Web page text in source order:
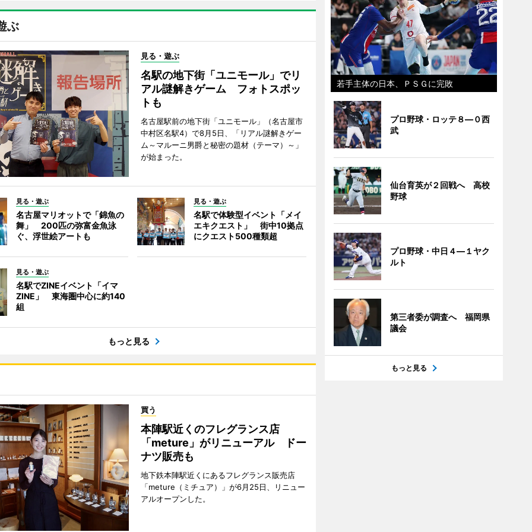
ぶ
見る・遊ぶ
名駅の地下街「ユニモール」でリ
アル謎解きゲーム フォトスポッ
トも
名古屋駅前の地下街「ユニモール」（名古屋市
中村区名駅4）で8月5日、「リアル謎解きゲー
ム～マルーニ男爵と秘密の題材（テーマ）～」
が始まった。
見る・遊ぶ
名古屋マリオットで「錦魚の
舞」 200匹の弥富金魚泳
ぐ、浮世絵アートも
見る・遊ぶ
名駅で体験型イベント「メイ
エキクエスト」 街中10拠点
にクエスト500種類超
見る・遊ぶ
名駅でZINEイベント「イマ
ZINE」 東海圏中心に約140
組
もっと見る
買う
本陣駅近くのフレグランス店
「meture」がリニューアル ドー
ナツ販売も
地下鉄本陣駅近くにあるフレグランス販売店
「meture（ミチュア）」が6月25日、リニュー
アルオープンした。
若手主体の日本、ＰＳＧに完敗
プロ野球・ロッテ８―０西
武
仙台育英が２回戦へ 高校
野球
プロ野球・中日４―１ヤク
ルト
第三者委が調査へ 福岡県
議会
もっと見る